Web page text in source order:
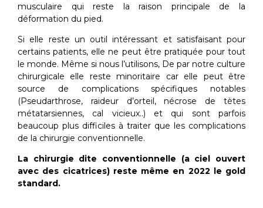
musculaire qui reste la raison principale de la
déformation du pied.
Si elle reste un outil intéressant et satisfaisant pour
certains patients, elle ne peut être pratiquée pour tout
le monde. Même si nous l’utilisons, De par notre culture
chirurgicale elle reste minoritaire car elle peut être
source de complications spécifiques notables
(Pseudarthrose, raideur d’orteil, nécrose de tètes
métatarsiennes, cal vicieux..) et qui sont parfois
beaucoup plus difficiles à traiter que les complications
de la chirurgie conventionnelle.
La chirurgie dite conventionnelle (a ciel ouvert
avec des cicatrices) reste même en 2022 le gold
standard.